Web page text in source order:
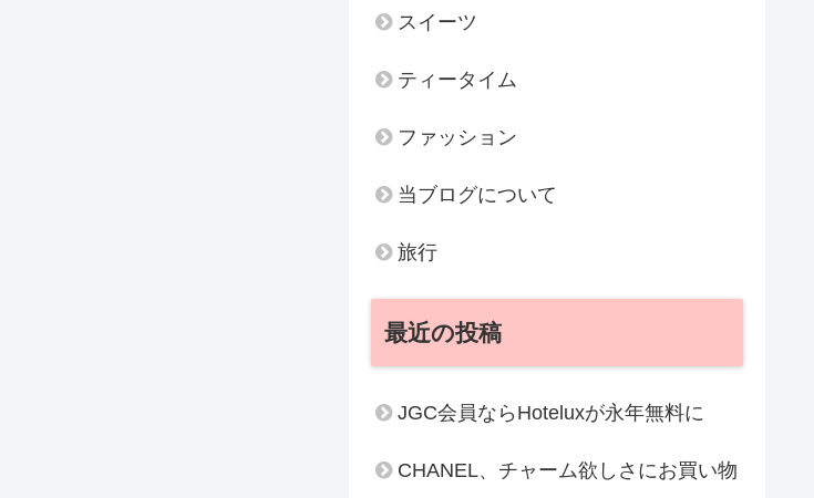
スイーツ
ティータイム
ファッション
当ブログについて
旅行
最近の投稿
JGC会員ならHoteluxが永年無料に
CHANEL、チャーム欲しさにお買い物